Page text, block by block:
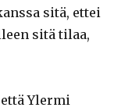
sitä, ettei
sitä tilaa,
Ylermi